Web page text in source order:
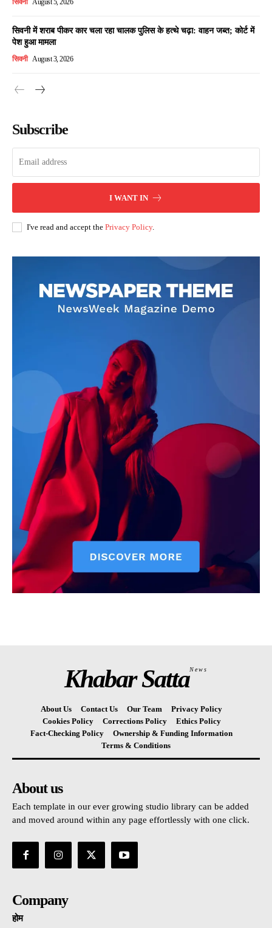
सिवनी August 5, 2026
सिवनी में शराब पीकर कार चला रहा चालक पुलिस के हत्थे चढ़ा: वाहन जब्त; कोर्ट में
पेश हुआ मामला
सिवनी August 3, 2026
Subscribe
I WANT IN
I've read and accept the Privacy Policy.
Khabar SattaNews
About Us Contact Us Our Team
Privacy Policy
Cookies Policy
Corrections Policy
Ethics Policy
Fact-Checking Policy
Ownership & Funding Information
Terms & Conditions
About us
Each template in our ever growing studio library can be added
and moved around within any page effortlessly with one click.
Company
होम